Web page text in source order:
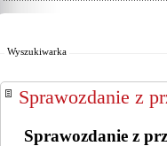
Wyszukiwarka
Sprawozdanie z
Sprawozdanie z